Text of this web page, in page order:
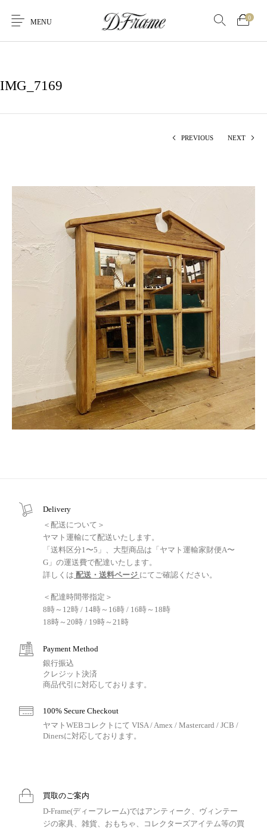
MENU
0
IMG_7169
PREVIOUS NEXT
Delivery
＜配送について＞
ヤマト運輸にて配送いたします。
「送料区分1〜5」、大型商品は「ヤマト運輸家財便A〜
G」の運送費で配達いたします。
詳しくは 配送・送料ページ にてご確認ください。
＜配達時間帯指定＞
8時～12時 / 14時～16時 / 16時～18時
18時～20時 / 19時～21時
Payment Method
銀行振込
クレジット決済
商品代引に対応しております。
100% Secure Checkout
ヤマトWEBコレクトにて VISA / Amex / Mastercard / JCB /
Dinersに対応しております。
買取のご案内
D-Frame(ディーフレーム)ではアンティーク、ヴィンテー
ジの家具、雑貨、おもちゃ、コレクターズアイテム等の買